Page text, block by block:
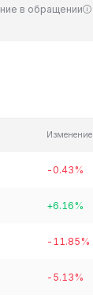
в обращении
Изменение
-0.43%
+6.16%
-11.85%
-5.13%